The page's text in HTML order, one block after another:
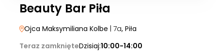
Beauty Bar Piła
Ojca Maksymiliana Kolbe | 7a, Piła
Teraz zamknięteDzisiaj:10:00-14:00